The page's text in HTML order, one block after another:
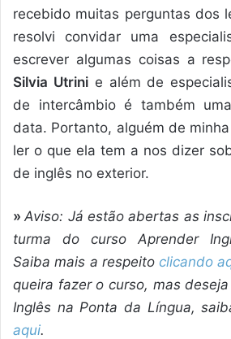
recebido muitas perguntas dos
resolvi convidar uma
escrever algumas coisas a
Silvia Utrinie além de
de intercâmbio é também
data. Portanto, alguém de
ler o que ela tem a nos dizer
de inglês no exterior.
» Aviso: Já estão abertas as
turma do curso Aprender
Saiba mais a respeito clicando
queira fazer o curso, mas
Inglês na Ponta da Língua,
aqui.